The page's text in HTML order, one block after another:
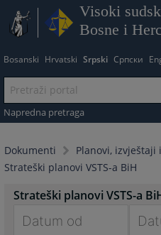
Visoki
Bosne i
Bosanski Hrvatski Srpski Српски
Napredna pretraga
Dokumenti
Planovi,
Strateški planovi VSTS-a BiH
Strateški planovi VSTS-a